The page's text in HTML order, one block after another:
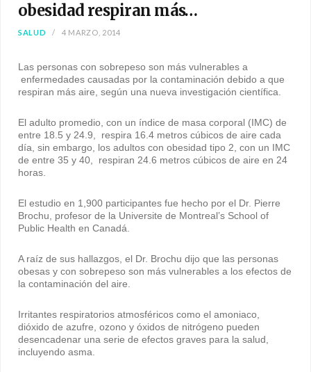
obesidad respiran más…
SALUD 4 MARZO, 2014
Las personas con sobrepeso son más vulnerables a
enfermedades causadas por la contaminación debido a que
respiran más aire, según una nueva investigación científica.
El adulto promedio, con un índice de masa corporal (IMC) de
entre 18.5 y 24.9, respira 16.4 metros cúbicos de aire cada
día, sin embargo, los adultos con obesidad tipo 2, con un IMC
de entre 35 y 40, respiran 24.6 metros cúbicos de aire en 24
horas.
El estudio en 1,900 participantes fue hecho por el Dr. Pierre
Brochu, profesor de la Universite de Montreal’s School of
Public Health en Canadá.
A raíz de sus hallazgos, el Dr. Brochu dijo que las personas
obesas y con sobrepeso son más vulnerables a los efectos de
la contaminación del aire.
Irritantes respiratorios atmosféricos como el amoniaco,
dióxido de azufre, ozono y óxidos de nitrógeno pueden
desencadenar una serie de efectos graves para la salud,
incluyendo asma.